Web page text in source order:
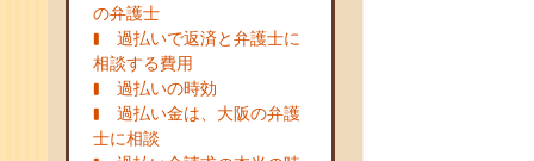
の弁護士
過払いで返済と弁護士に
相談する費用
過払いの時効
過払い金は、大阪の弁護
士に相談